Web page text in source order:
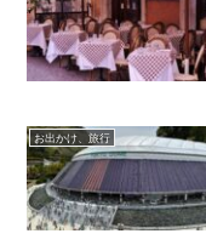
お出かけ、旅行